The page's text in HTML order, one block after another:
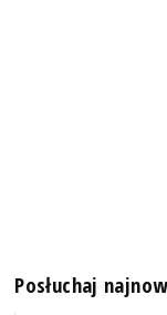
Posłuchaj